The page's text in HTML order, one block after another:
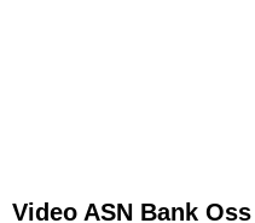
Video ASN Bank